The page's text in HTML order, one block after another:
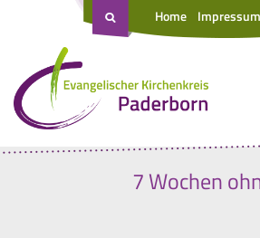
Home Impressum
7 Wochen